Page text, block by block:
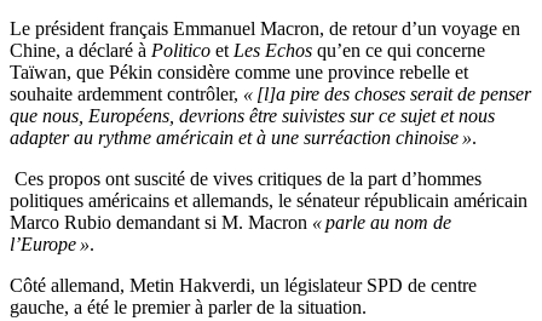
Le président français Emmanuel Macron, de retour d’un voyage en
Chine, a déclaré à Politico et Les Echos qu’en ce qui concerne
Taïwan, que Pékin considère comme une province rebelle et
souhaite ardemment contrôler, « [l]a pire des choses serait de penser
que nous, Européens, devrions être suivistes sur ce sujet et nous
adapter au rythme américain et à une surréaction chinoise ».
Ces propos ont suscité de vives critiques de la part d’hommes
politiques américains et allemands, le sénateur républicain américain
Marco Rubio demandant si M. Macron « parle au nom de
l’Europe ».
Côté allemand, Metin Hakverdi, un législateur SPD de centre
gauche, a été le premier à parler de la situation.